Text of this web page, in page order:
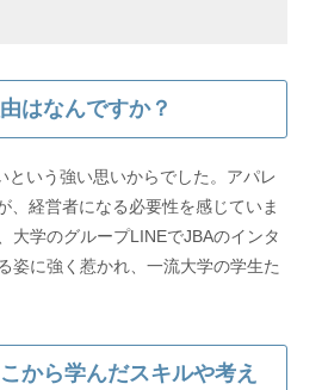
はなんですか？
いう強い思いからでした。アパレ
、経営者になる必要性を感じていま
大学のグループLINEでJBAのインタ
姿に強く惹かれ、一流大学の学生た
から学んだスキルや考え